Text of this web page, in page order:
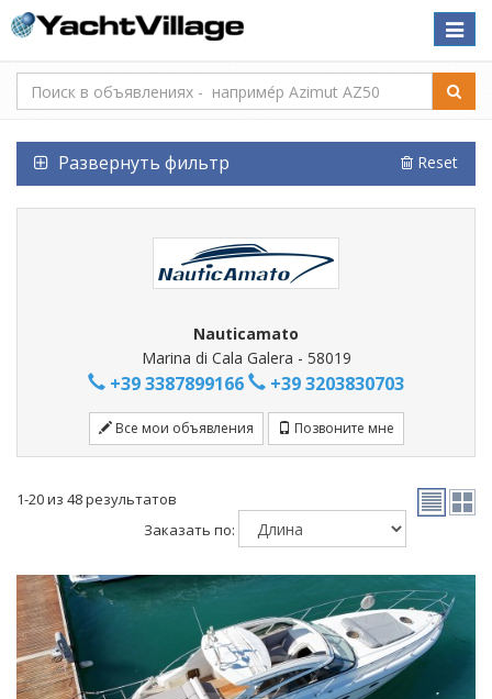
Toggle
Развернуть фильтр Reset
Nauticamato
Marina di Cala Galera - 58019
+39 3387899166 +39 3203830703
Все мои объявления Позвоните мне
1-20 из 48 результатов
Заказать по: